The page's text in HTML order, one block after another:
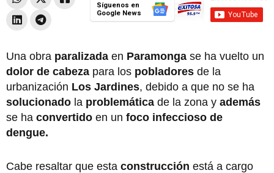
Síguenos en
Google News
Una obra paralizada en Paramonga se ha vuelto un
dolor de cabeza para los pobladores de la
urbanización Los Jardines, debido a que no se ha
solucionado la problemática de la zona y además
se ha convertido en un foco infeccioso de
dengue.
Cabe resaltar que esta construcción está a cargo